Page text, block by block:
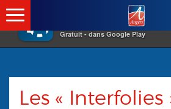
×
Gratuit - dans Google Play
Les « Interfolies